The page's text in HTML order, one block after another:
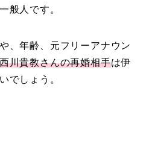
般人です。
、年齢、元フリーアナウン
西川貴教さんの再婚相手は伊
でしょう。